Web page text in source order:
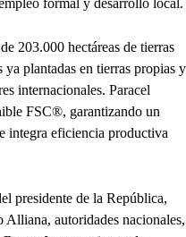
formal y desarrollo local.
203.000 hectáreas de tierras
plantadas en tierras propias y
internacionales. Paracel
FSC®, garantizando un
integra eficiencia productiva
presidente de la República,
Alliana, autoridades nacionales,